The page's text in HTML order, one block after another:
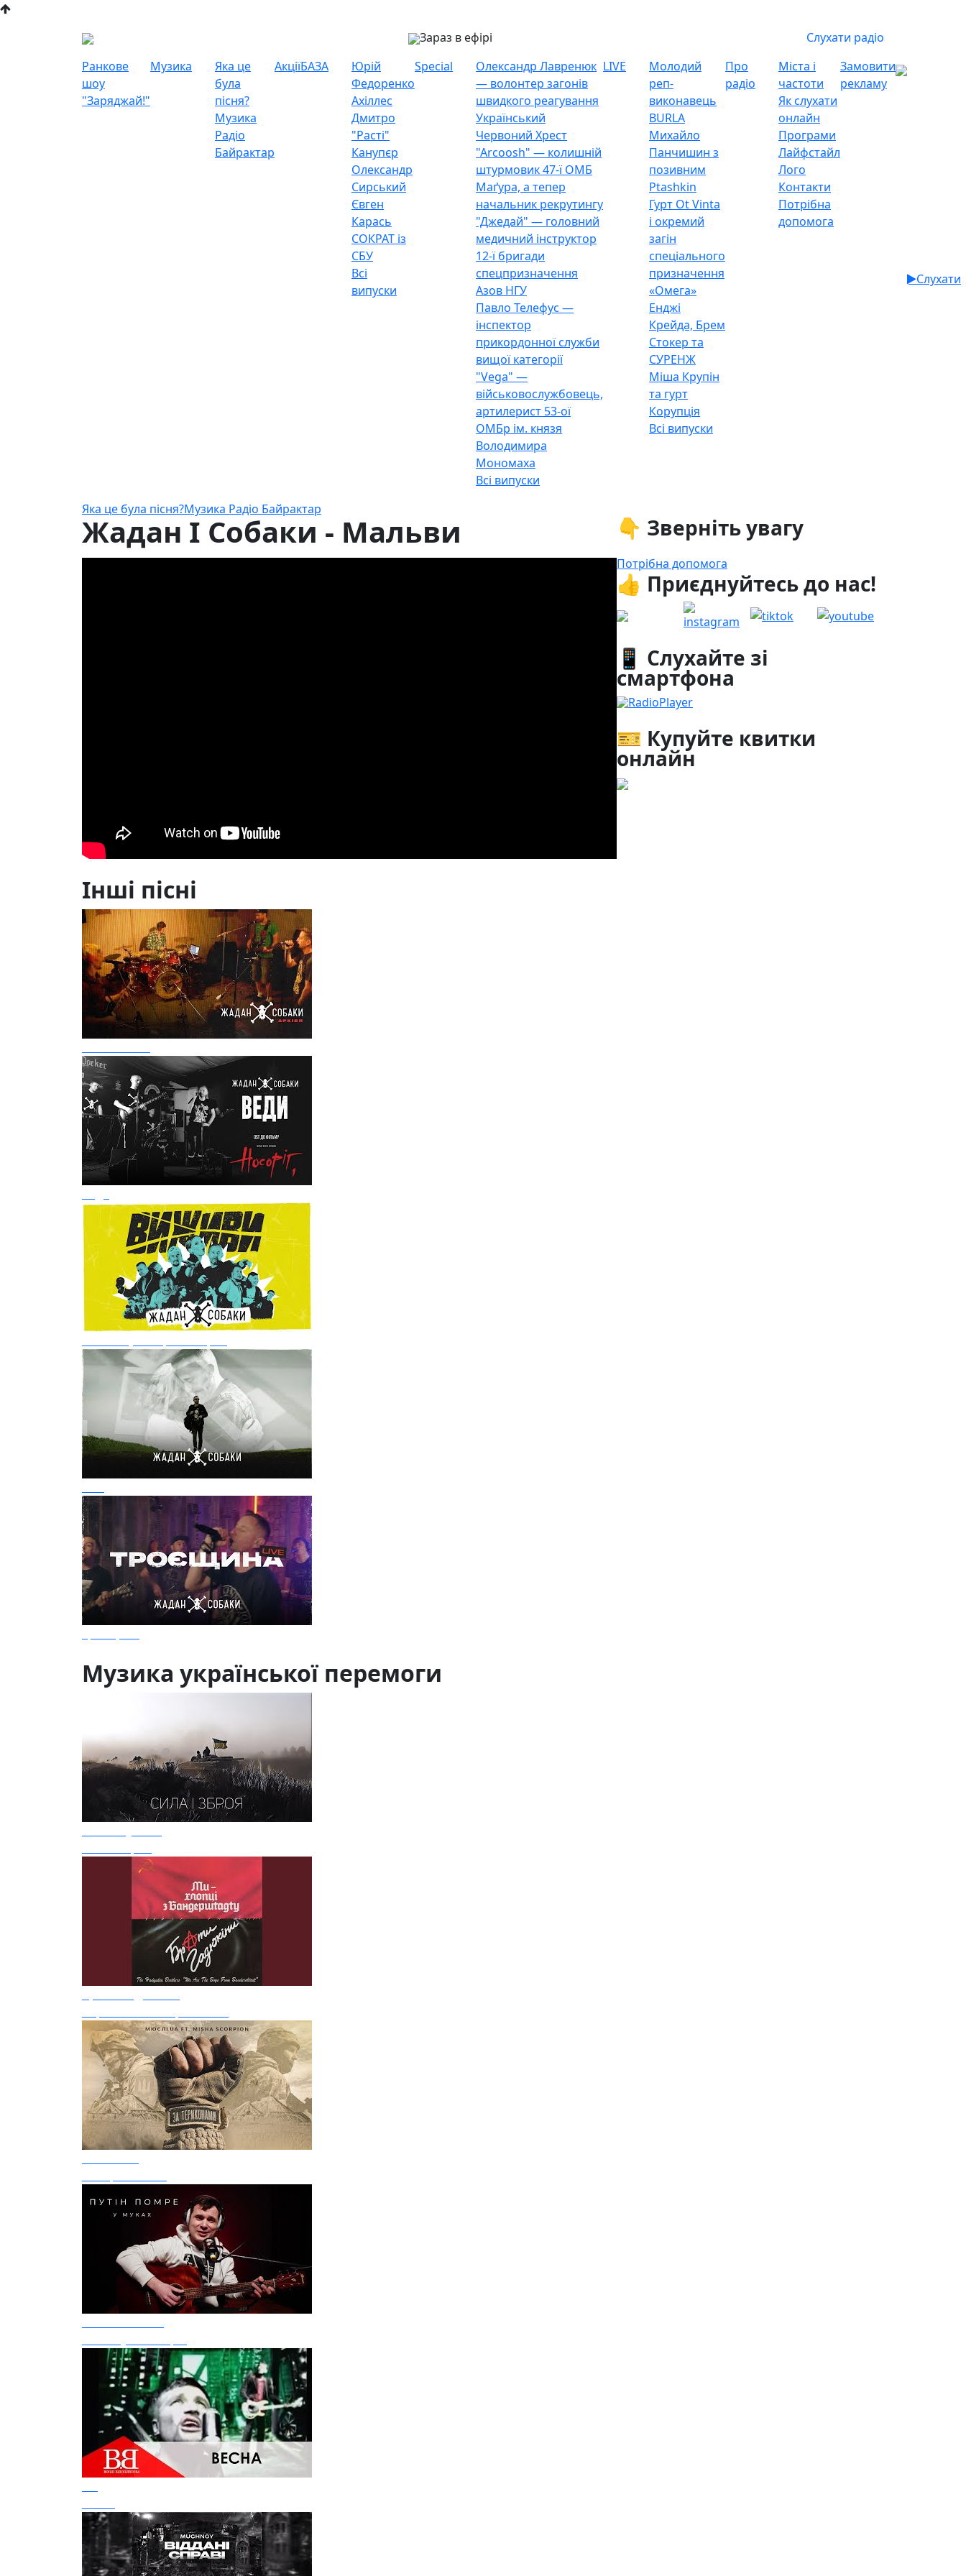
Зараз в ефірі
Слухати радіо
Ранкове
шоу
"Заряджай!"
Музика
Яка це
була
пісня?
Музика
Радіо
Байрактар
АкціїБАЗА
Юрій
Федоренко
Ахіллес
Дмитро
"Расті"
Канупєр
Олександр
Сирський
Євген
Карась
СОКРАТ із
СБУ
Всі
випуски
Special
Олександр Лавренюк
— волонтер загонів
швидкого реагування
Український
Червоний Хрест
"Arcoosh" — колишній
штурмовик 47-ї ОМБ
Маґура, а тепер
начальник рекрутингу
"Джедай" — головний
медичний інструктор
12-ї бригади
спецпризначення
Азов НГУ
Павло Телефус —
інспектор
прикордонної служби
вищої категорії
"Vega" —
військовослужбовець,
артилерист 53-ої
ОМБр ім. князя
Володимира
Мономаха
Всі випуски
LIVE
Молодий
реп-
виконавець
BURLA
Михайло
Панчишин з
позивним
Ptashkin
Гурт Ot Vinta
і окремий
загін
спеціального
призначення
«Омега»
Енджі
Крейда, Брем
Стокер та
СУРЕНЖ
Міша Крупін
та гурт
Корупція
Всі випуски
Про
радіо
Міста і
частоти
Як слухати
онлайн
Програми
Лайфстайл
Лого
Контакти
Потрібна
допомога
Замовити
рекламу
Слухати
Яка це була пісня?Музика Радіо Байрактар
Жадан І Собаки - Мальви
Інші пісні
Музика української перемоги
👇 Зверніть увагу
Потрібна допомога
👍 Приєднуйтесь до нас!
📱 Слухайте зі
смартфона
RadioPlayer
🎫 Купуйте квитки
онлайн